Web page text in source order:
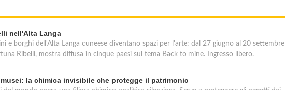
nell'Alta Langa
e borghi dell'Alta Langa cuneese diventano spazi per l'arte: dal 27 giugno al 20 settembre
Ribelli, mostra diffusa in cinque paesi sul tema Back to mine. Ingresso libero.
la chimica invisibile che protegge il patrimonio